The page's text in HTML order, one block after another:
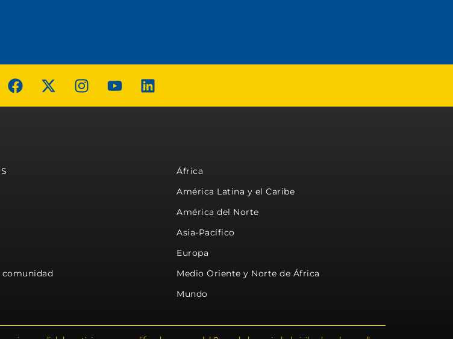
comunidad
África
América Latina y el Caribe
América del Norte
Asia-Pacífico
Europa
Medio Oriente y Norte de África
Mundo